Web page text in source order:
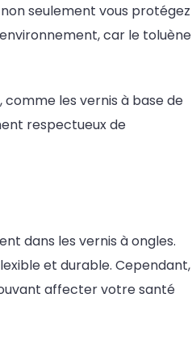
seulement vous protégez
car le toluène
les vernis à base de
respectueux de
dans les vernis à ongles.
et durable. Cependant,
affecter votre santé